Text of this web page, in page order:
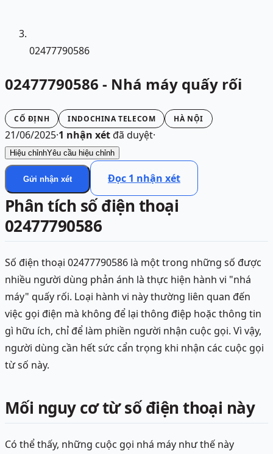
02477790586
02477790586 - Nhá máy quấy rối
CỐ ĐỊNH INDOCHINA TELECOM HÀ NỘI
21/06/2025·1 nhận xétđã duyệt·
Hiệu chỉnhYêu cầu hiệu chỉnh
Gửi nhận xét Đọc 1 nhận xét
Phân tích số điện thoại
02477790586
Số điện thoại 02477790586 là một trong những số được
nhiều người dùng phản ánh là thực hiện hành vi "nhá
máy" quấy rối. Loại hành vi này thường liên quan đến
việc gọi điện mà không để lại thông điệp hoặc thông tin
gì hữu ích, chỉ để làm phiền người nhận cuộc gọi. Vì vậy,
người dùng cần hết sức cẩn trọng khi nhận các cuộc gọi
từ số này.
Mối nguy cơ từ số điện thoại này
Có thể thấy, những cuộc gọi nhá máy như thế này